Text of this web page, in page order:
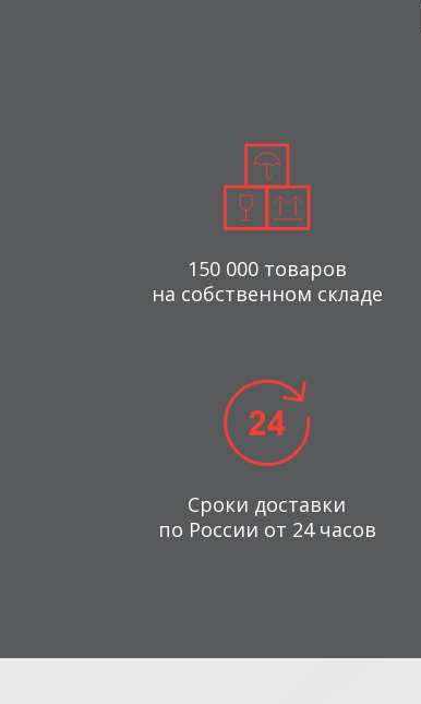
150 000 товаров
на собственном складе
Сроки доставки
по России от 24 часов